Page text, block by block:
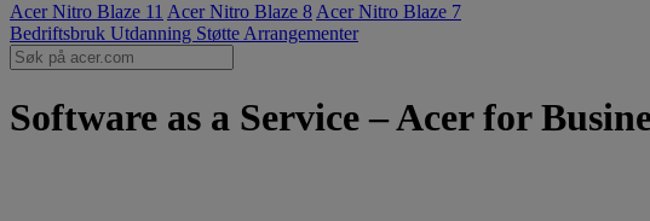
Acer Nitro Blaze 11 Acer Nitro Blaze 8 Acer Nitro Blaze 7
Bedriftsbruk Utdanning Støtte Arrangementer
Software as a Service – Acer for